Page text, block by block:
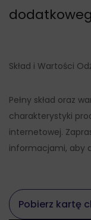
Skład i Wartości
Pełny skład oraz
charakterystyki
internetowej.
informacjami, aby
Pobierz kartę